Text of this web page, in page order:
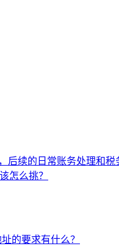
续的日常账务处理和
怎么挑？
的要求有什么？